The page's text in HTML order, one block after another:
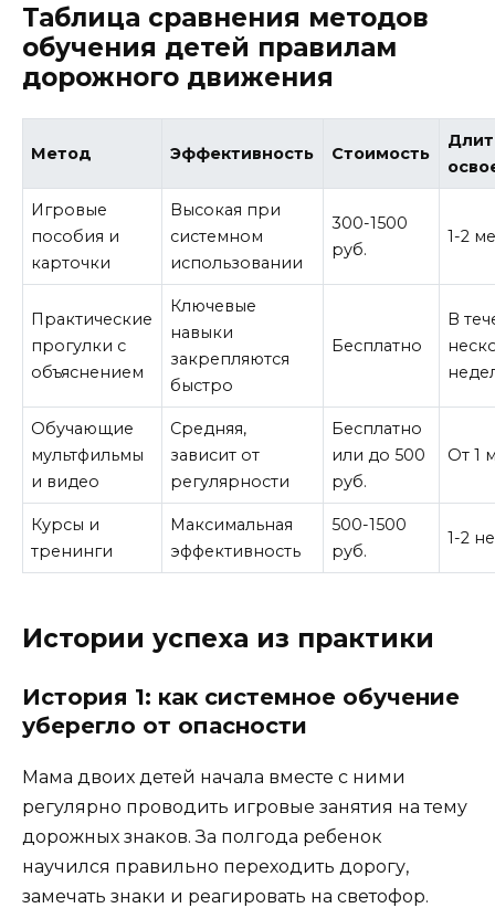
Таблица сравнения методов
обучения детей правилам
дорожного движения
Метод Эффективность Стоимость
Игровые
пособия и
карточки
Высокая при
системном
использовании
300-1500
руб.
1-2
Практические
прогулки с
объяснением
Ключевые
навыки
закрепляются
быстро
Бесплатно
В
Обучающие
мультфильмы
и видео
Средняя,
зависит от
регулярности
Бесплатно
или до 500
руб.
От 1
Курсы и
тренинги
Максимальная
эффективность
500-1500
руб.
1-2
Истории успеха из практики
История 1: как системное обучение
уберегло от опасности
Мама двоих детей начала вместе с ними
регулярно проводить игровые занятия на тему
дорожных знаков. За полгода ребенок
научился правильно переходить дорогу,
замечать знаки и реагировать на светофор.